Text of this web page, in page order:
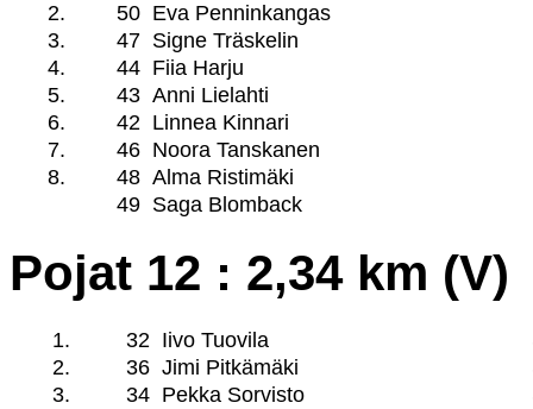
2.
50 Eva Penninkangas
3.
47 Signe Träskelin
4.
44 Fiia Harju
5.
43 Anni Lielahti
6.
42 Linnea Kinnari
7.
46 Noora Tanskanen
8.
48 Alma Ristimäki
49 Saga Blomback
Pojat 12 : 2,34 km (V)
1. 32 Iivo Tuovila
2.
36 Jimi Pitkämäki
3.
34 Pekka Sorvisto